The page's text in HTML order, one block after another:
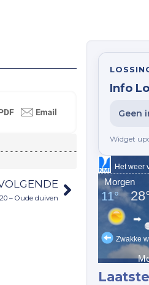
– Oude duiven
Info
Geen
Widget